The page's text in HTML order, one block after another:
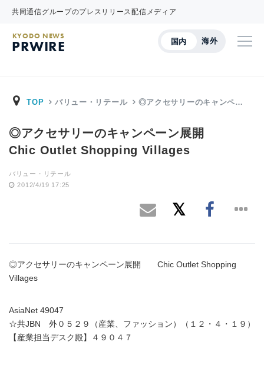
共同通信グループのプレスリリース配信メディア
国内 海外
KYODO NEWS
PRWIRE
TOP バリュー・リテール ◎アクセサリーのキャンペ…
◎アクセサリーのキャンペーン展開
Chic Outlet Shopping Villages
バリュー・リテール
2012/4/19 17:25
◎アクセサリーのキャンペーン展開 Chic Outlet Shopping
Villages
AsiaNet 49047
☆共JBN 外０５２９（産業、ファッション）（１２・４・１９）
【産業担当デスク殿】４９０４７